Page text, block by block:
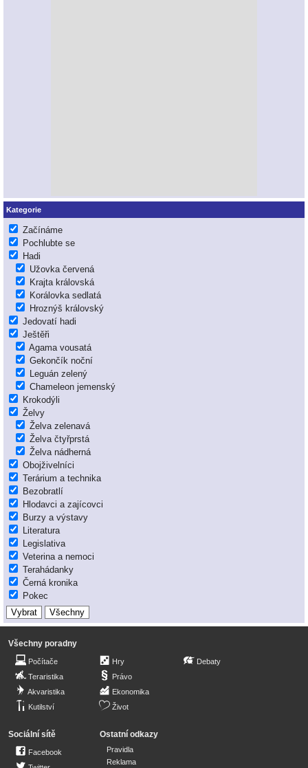
Kategorie
Začínáme
Pochlubte se
Hadi
Užovka červená
Krajta královská
Korálovka sedlatá
Hroznýš královský
Jedovatí hadi
Ještěři
Agama vousatá
Gekončík noční
Leguán zelený
Chameleon jemenský
Krokodýli
Želvy
Želva zelenavá
Želva čtyřprstá
Želva nádherná
Obojživelníci
Terárium a technika
Bezobratlí
Hlodavci a zajícovci
Burzy a výstavy
Literatura
Legislativa
Veterina a nemoci
Terahádanky
Černá kronika
Pokec
Všechny poradny
Počítače
Teraristika
Akvaristika
Kutilství
Hry
Právo
Ekonomika
Život
Debaty
Sociální sítě
Facebook
Ostatní odkazy
Pravidla
Reklama